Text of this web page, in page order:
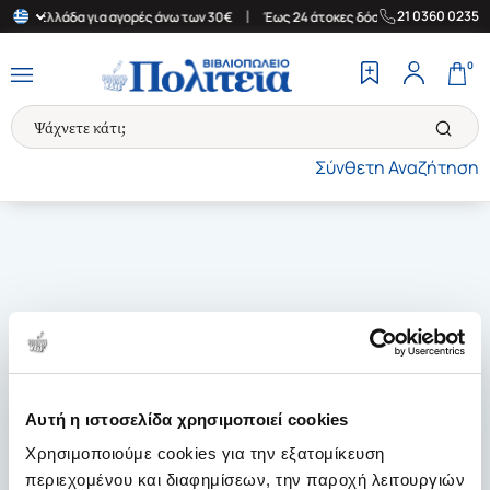
Αυτή η ιστοσελίδα χρησιμοποιεί cookies
Χρησιμοποιούμε cookies για την εξατομίκευση
περιεχομένου και διαφημίσεων, την παροχή λειτουργιών
Ελλάδα για αγορές άνω των 30€ Έως 24 άτοκες δόσεις |
21 0360 0235
Σύνθετη Αναζήτηση
0